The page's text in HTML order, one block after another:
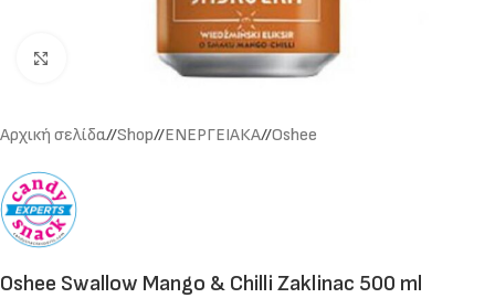
Click to enlarge
Αρχική σελίδα/ Shop/ ΕΝΕΡΓΕΙΑΚΑ/ Oshee
Oshee Swallow Mango & Chilli Zaklinac 500 ml